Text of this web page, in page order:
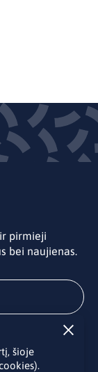
pirmieji
bei naujienas.
su Jūsų
šioje